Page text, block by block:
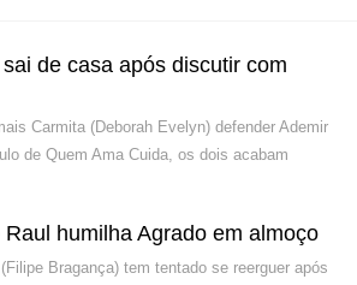
de casa após discutir com
Carmita (Deborah Evelyn) defender Ademir
de Quem Ama Cuida, os dois acabam
humilha Agrado em almoço
Bragança) tem tentado se reerguer após